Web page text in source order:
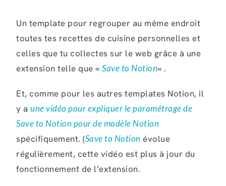
Un template pour regrouper au même endroit
toutes tes recettes de cuisine personnelles et
celles que tu collectes sur le web grâce à une
extension telle que «Save to Notion« .
Et, comme pour les autres templates Notion, il
y aune vidéo pour expliquer le paramétrage de
Save to Notion pour de modèle Notion
spécifiquement. (Save to Notion évolue
régulièrement, cette vidéo est plus à jour du
fonctionnement de l’extension.